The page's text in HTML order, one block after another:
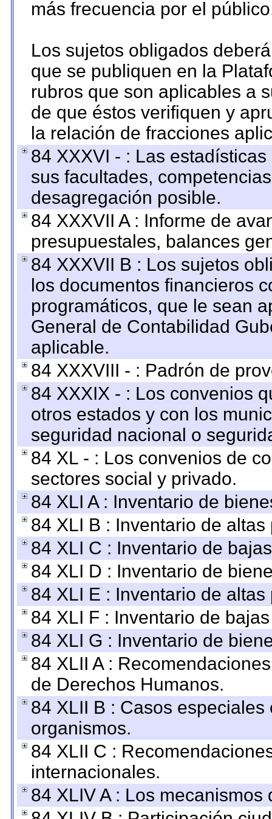
más frecuencia por el
Los sujetos obligados
que se publiquen en la
rubros que son aplicables a
de que éstos verifiquen y
la relación de fracciones
84 XXXVI - : Las
sus facultades,
desagregación posible.
84 XXXVII A : Informe de
presupuestales, balances
84 XXXVII B : Los sujetos
los documentos financieros
programáticos, que le sean
General de Contabilidad
aplicable.
84 XXXVIII - : Padrón de
84 XXXIX - : Los convenios
otros estados y con los
seguridad nacional o
84 XL - : Los convenios de
sectores social y privado.
84 XLI A : Inventario de
84 XLI B : Inventario de
84 XLI C : Inventario de
84 XLI D : Inventario de
84 XLI E : Inventario de
84 XLI F : Inventario de
84 XLI G : Inventario de
84 XLII A :
de Derechos Humanos.
84 XLII B : Casos
organismos.
84 XLII C :
internacionales.
84 XLIV A : Los